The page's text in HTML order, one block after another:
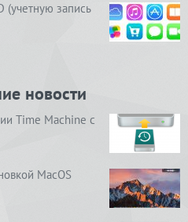
(учетную запись
новости
Time Machine с
MacOS